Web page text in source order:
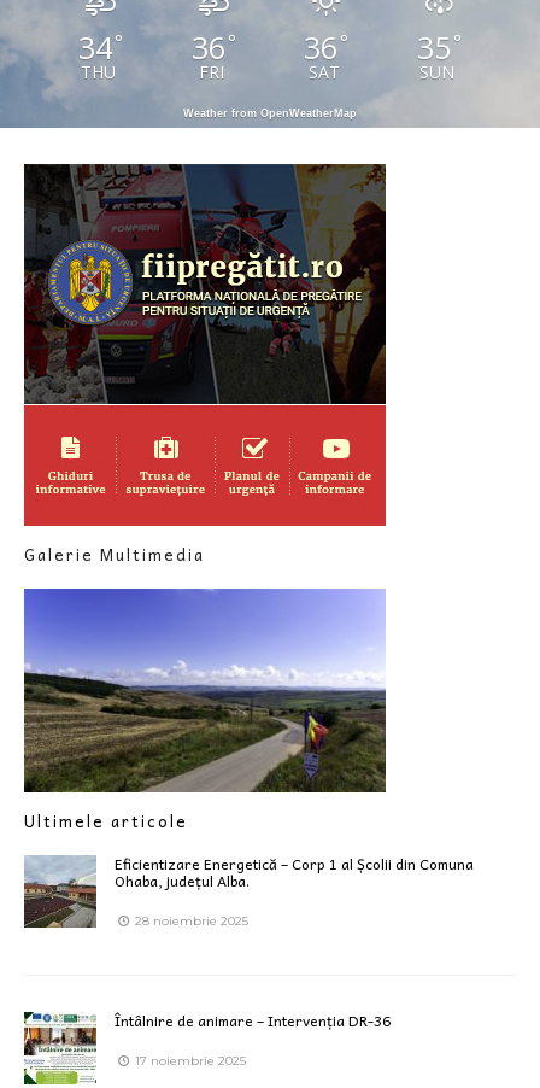
34°
THU
36 °
FRI
36 °
SAT
35 °
SUN
Weather from OpenWeatherMap
Galerie Multimedia
Ultimele articole
Eficientizare Energetică – Corp 1 al Școlii din Comuna
Ohaba, județul Alba.
28 noiembrie 2025
Întâlnire de animare – Intervenția DR-36
17 noiembrie 2025